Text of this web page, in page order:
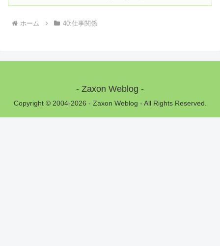
ホーム 40:仕事関係
- Zaxon Weblog -
Copyright © 2004-2026 - Zaxon Weblog - All Rights Reserved.